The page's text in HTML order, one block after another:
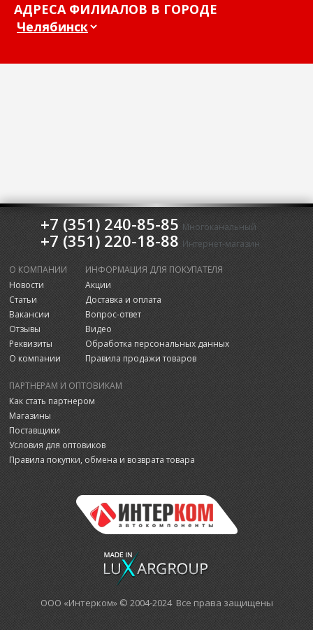
АДРЕСА ФИЛИАЛОВ В ГОРОДЕ
+7 (351) 240-85-85 Многоканальный
+7 (351) 220-18-88 Интернет-магазин
О КОМПАНИИ
Новости
Статьи
Вакансии
Отзывы
Реквизиты
О компании
ИНФОРМАЦИЯ ДЛЯ ПОКУПАТЕЛЯ
Акции
Доставка и оплата
Вопрос-ответ
Видео
Обработка персональных данных
Правила продажи товаров
ПАРТНЕРАМ И ОПТОВИКАМ
Как стать партнером
Магазины
Поставщики
Условия для оптовиков
Правила покупки, обмена и возврата товара
ООО «Интерком» © 2004-2024 Все права защищены